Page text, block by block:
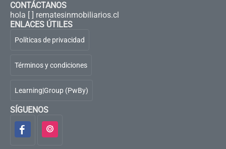
CONTÁCTANOS
hola [ ] rematesinmobiliarios.cl
ENLACES ÚTILES
Políticas de privacidad
Términos y condiciones
Learning|Group (PwBy)
SÍGUENOS